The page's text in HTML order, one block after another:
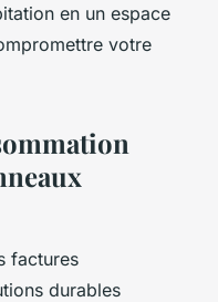
en un espace
votre
factures
durables